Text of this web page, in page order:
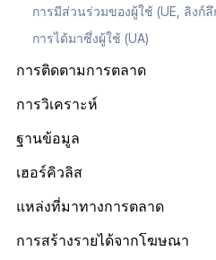
Unreal Windows
การมีส่วนร่วมของผู้ใช้ (UE, ลิงก์ลึ
การได้มาซึ่งผู้ใช้ (UA)
การติดตามการตลาด
ข้อกำหนดเบื้องต้น
iOS
Unity
Unreal
ส่งข้อมูลการขายและการเปิดเผย
โฆษณา
การแก้ปัญหา
การวิเคราะห์
ข้อกำหนดเบื้องต้น
ส่งบันทึกการวิเคราะห์
ส่งบันทึกไปยัง Hive เซิร์ฟเวอร์
แสดงแบนเนอร์ความยินยอมในการ
ฐานข้อมูล
ข้อกำหนดเบื้องต้น
Android
Unity
เฮอร์คิวลิส
เริ่มต้นใช้งาน
แหล่งที่มาทางการตลาด
ตั้งค่า Airbridge
การสร้างรายได้จากโฆษณา